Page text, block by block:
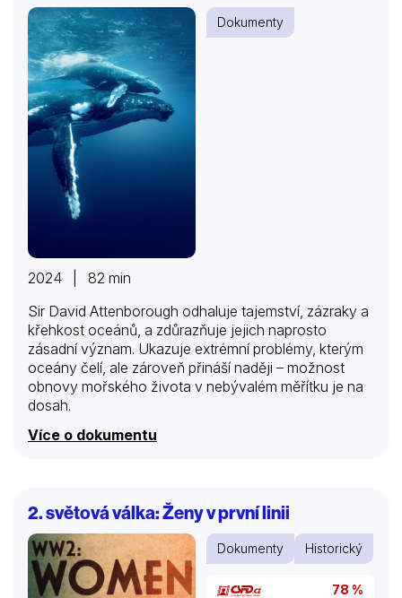
Dokumenty
2024 | 82 min
Sir David Attenborough odhaluje tajemství, zázraky a
křehkost oceánů, a zdůrazňuje jejich naprosto
zásadní význam. Ukazuje extrémní problémy, kterým
oceány čelí, ale zároveň přináší naději – možnost
obnovy mořského života v nebývalém měřítku je na
dosah.
Více o dokumentu
2. světová válka: Ženy v první linii
Dokumenty Historický
78 %